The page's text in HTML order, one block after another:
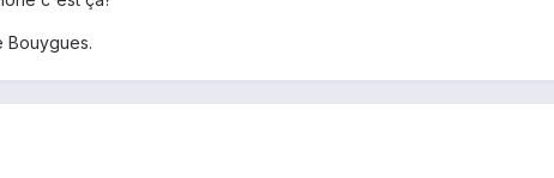
Bouygues.